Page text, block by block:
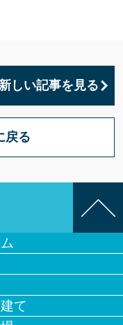
新しい記事を見る
戻る
て